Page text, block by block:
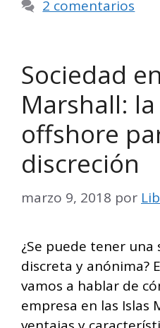
2 comentarios
Sociedad
Marshall:
offshore
discreción
marzo 9, 2018 por
¿Se puede tener
discreta y anónima?
vamos a hablar de
empresa en las Islas